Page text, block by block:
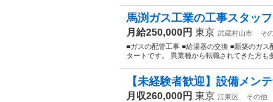
馬渕ガス工業の工事スタッ
月給250,000円 東京 武蔵村山市
そ
■ガスの配管工事 ■給湯器の交換 ■新築のガ
タートです。 異業種から転職されてきた方も
【未経験者歓迎】設備メン
月収260,000円 東京 江東区
その他